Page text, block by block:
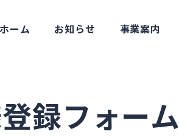
ホーム お知らせ 事業案内
録フォーム